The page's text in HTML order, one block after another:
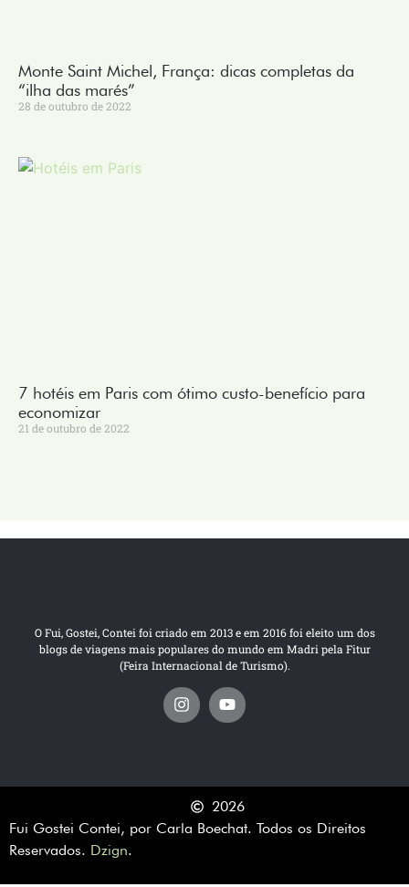
Monte Saint Michel, França: dicas completas da
“ilha das marés”
28 de outubro de 2022
7 hotéis em Paris com ótimo custo-benefício para
economizar
21 de outubro de 2022
O Fui, Gostei, Contei foi criado em 2013 e em 2016 foi eleito um dos
blogs de viagens mais populares do mundo em Madri pela Fitur
(Feira Internacional de Turismo).
2026
Fui Gostei Contei, por Carla Boechat. Todos os Direitos
Reservados. Dzign.